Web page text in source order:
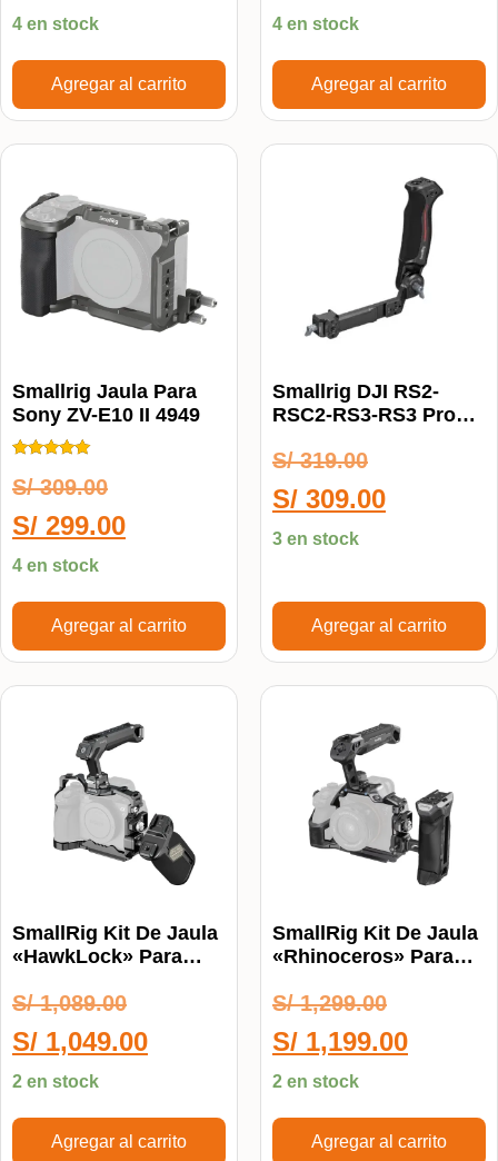
4 en stock
Agregar al carrito
4 en stock
Agregar al carrito
Smallrig Jaula Para
Sony ZV-E10 II 4949
5.00
de 5
S/309.00
S/ 299.00
4 en stock
Agregar al carrito
Smallrig DJI RS2-
RSC2-RS3-RS3 Pro
3028D
S/319.00
S/ 309.00
3 en stock
Agregar al carrito
SmallRig Kit De Jaula
«HawkLock» Para
(5599)
S/1,089.00
S/ 1,049.00
2 en stock
Agregar al carrito
SmallRig Kit De Jaula
«Rhinoceros» Para
(3710)
S/1,299.00
S/ 1,199.00
2 en stock
Agregar al carrito